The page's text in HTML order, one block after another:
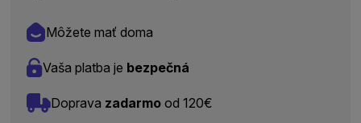
Môžete mať doma
Vaša platba je bezpečná
Doprava zadarmo od 120€